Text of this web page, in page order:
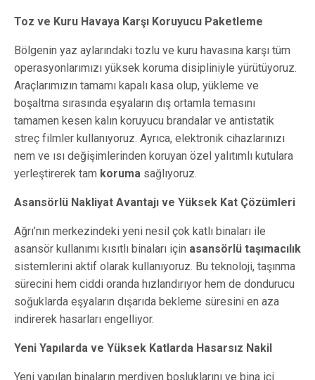
Toz ve Kuru Havaya Karşı Koruyucu Paketleme
Bölgenin yaz aylarındaki tozlu ve kuru havasına karşı tüm
operasyonlarımızı yüksek koruma disipliniyle yürütüyoruz.
Araçlarımızın tamamı kapalı kasa olup, yükleme ve
boşaltma sırasında eşyaların dış ortamla temasını
tamamen kesen kalın koruyucu brandalar ve antistatik
streç filmler kullanıyoruz. Ayrıca, elektronik cihazlarınızı
nem ve ısı değişimlerinden koruyan özel yalıtımlı kutulara
yerleştirerek tam koruma sağlıyoruz.
Asansörlü Nakliyat Avantajı ve Yüksek Kat Çözümleri
Ağrı’nın merkezindeki yeni nesil çok katlı binaları ile
asansör kullanımı kısıtlı binaları için asansörlü taşımacılık
sistemlerini aktif olarak kullanıyoruz. Bu teknoloji, taşınma
sürecini hem ciddi oranda hızlandırıyor hem de dondurucu
soğuklarda eşyaların dışarıda bekleme süresini en aza
indirerek hasarları engelliyor.
Yeni Yapılarda ve Yüksek Katlarda Hasarsız Nakil
Yeni yapılan binaların merdiven boşluklarını ve bina içi